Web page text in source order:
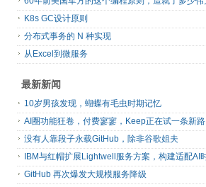
K8s GC设计原则
分布式事务的 N 种实现
从Excel到微服务
最新新闻
10岁男孩发现，蝴蝶有毛虫时期记忆
AI圈功能狂卷，付费寥寥，Keep正在试一条新路
没有人靠段子永载GitHub，除非谷歌姐夫
GitHub 再次爆发大规模服务降级